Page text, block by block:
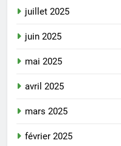
juillet 2025
juin 2025
mai 2025
avril 2025
mars 2025
février 2025